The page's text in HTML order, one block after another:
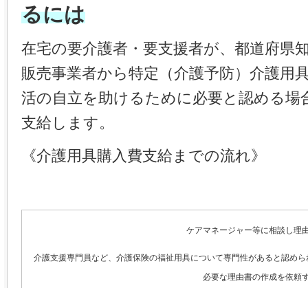
るには
在宅の要介護者・要支援者が、都道府県
販売事業者から特定（介護予防）介護用
活の自立を助けるために必要と認める場
支給します。
《介護用具購入費支給までの流れ》
ケアマネージャー等に相談し理
介護支援専門員など、介護保険の福祉用具について専門性があると認め
必要な理由書の作成を依頼